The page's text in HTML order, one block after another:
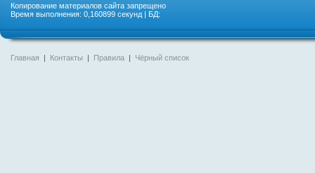
Копирование материалов сайта запрещено
Время выполнения: 0,160899 секунд | БД:
Главная | Контакты | Правила | Чёрный список